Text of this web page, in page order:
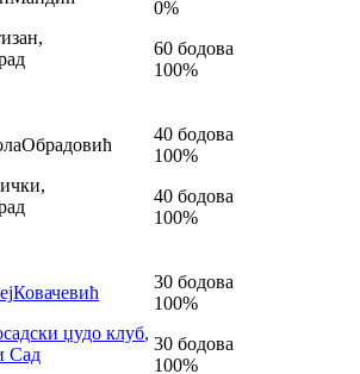
,
0%
60 бодова
100%
Обрадовић
,
40 бодова
100%
40 бодова
100%
Ковачевић
џудо клуб,
Сад
30 бодова
100%
30 бодова
100%